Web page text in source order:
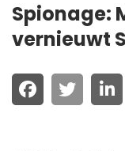
Spionage:
vernieuwt